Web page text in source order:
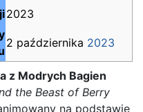
2023
2 października 2023
z Modrych Bagien
the Beast of Berry
na podstawie